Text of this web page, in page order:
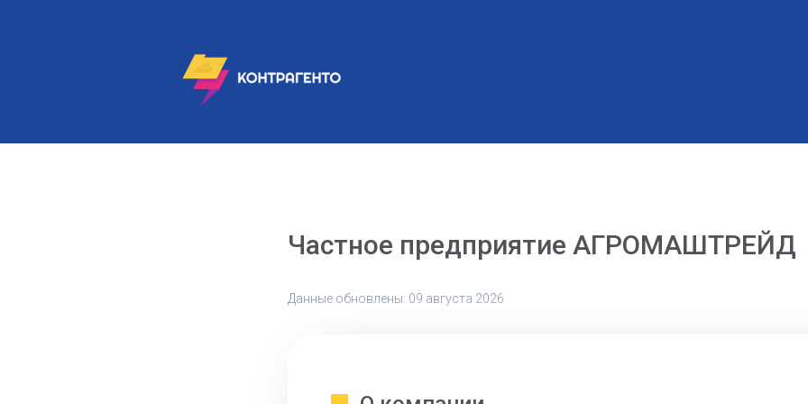
Частное предприятие АГРОМАШТРЕЙД
Данные обновлены: 09 августа 2026